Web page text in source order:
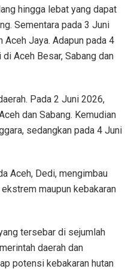
hingga lebat yang dapat
Sementara pada 3 Juni
Jaya. Adapun pada 4
Aceh Besar, Sabang dan
Pada 2 Juni 2026,
dan Sabang. Kemudian
sedangkan pada 4 Juni
Aceh, Dedi, mengimbau
maupun kebakaran
tersebar di sejumlah
daerah dan
potensi kebakaran hutan